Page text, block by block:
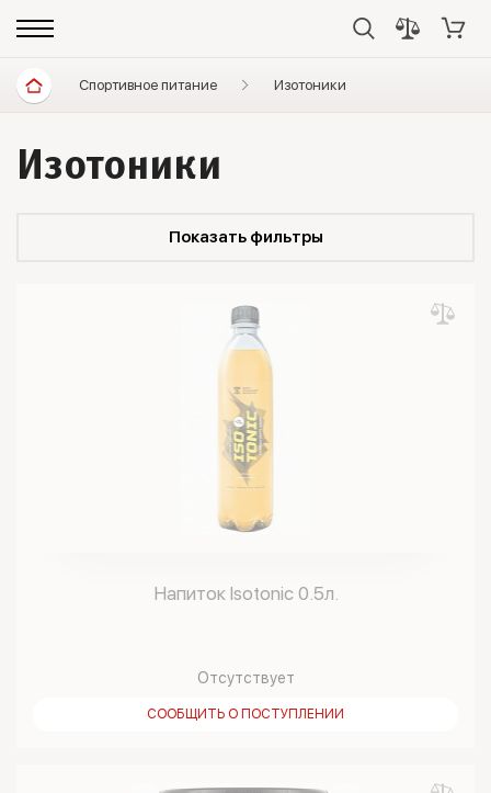
Спортивное питание Изотоники
Изотоники
Показать фильтры
Напиток Isotonic 0.5л.
Отсутствует
СООБЩИТЬ О ПОСТУПЛЕНИИ